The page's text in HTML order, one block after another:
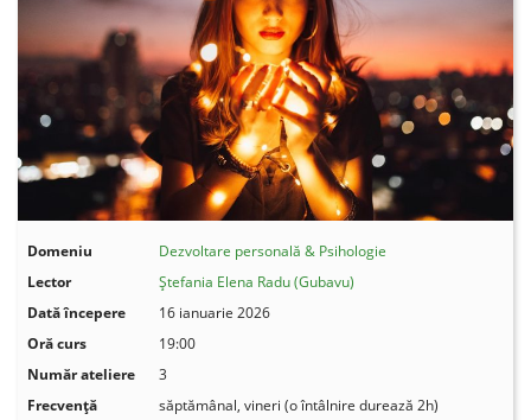
Domeniu
Dezvoltare personală & Psihologie
Lector
Ștefania Elena Radu (Gubavu)
Dată începere
16 ianuarie 2026
Oră curs
19:00
Număr ateliere
3
Frecvenţă
săptămânal, vineri (o întâlnire durează 2h)